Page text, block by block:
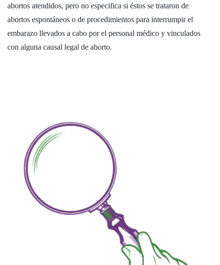
abortos atendidos, pero no especifica si éstos se trataron de
abortos espontáneos o de procedimientos para interrumpir el
embarazo llevados a cabo por el personal médico y vinculados
con alguna causal legal de aborto.